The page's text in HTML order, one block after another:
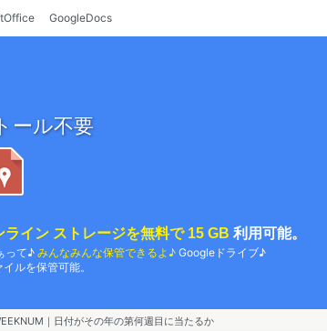
GoogleDocs
ール不要
ライン ストレージを無料で 15 GB 利用可能。
って♪みんなみんな保管できるよ♪ Googleドライブ♪
ルを保管可能。
｜日付がその年の第何週目に当たるか